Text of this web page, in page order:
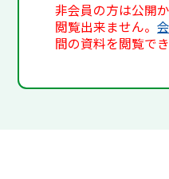
非会員の方は公開
閲覧出来ません。
間の資料を閲覧でき